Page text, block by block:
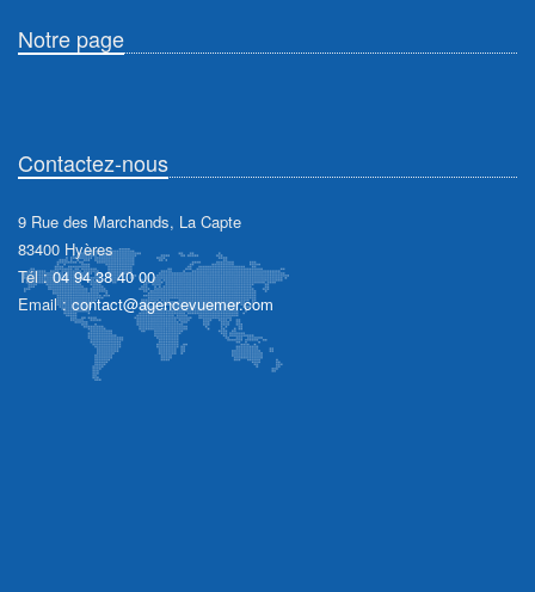
Notre page
Contactez-nous
9 Rue des Marchands, La Capte
83400 Hyères
Tél :04 94 38 40 00
Email :contact@agencevuemer.com